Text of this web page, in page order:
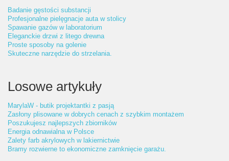
Badanie gęstości substancji
Profesjonalne pielęgnacje auta w stolicy
Spawanie gazów w laboratorium
Eleganckie drzwi z litego drewna
Proste sposoby na golenie
Skuteczne narzędzie do strzelania.
Losowe artykuły
MarylaW - butik projektantki z pasją
Zasłony plisowane w dobrych cenach z szybkim montażem
Poszukujesz najlepszych zbiorników
Energia odnawialna w Polsce
Zalety farb akrylowych w lakiernictwie
Bramy rozwierne to ekonomiczne zamknięcie garażu.